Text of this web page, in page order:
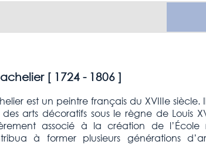
[ 1724 - 1806]
est un peintre français du XVIIIe siècle.
arts décoratifs sous le règne de Louis
associé à la création de
à former plusieurs générations